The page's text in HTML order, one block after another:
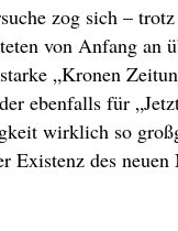
zog sich –
von Anfang an
„Kronen
ebenfalls für
wirklich so
Existenz des neuen